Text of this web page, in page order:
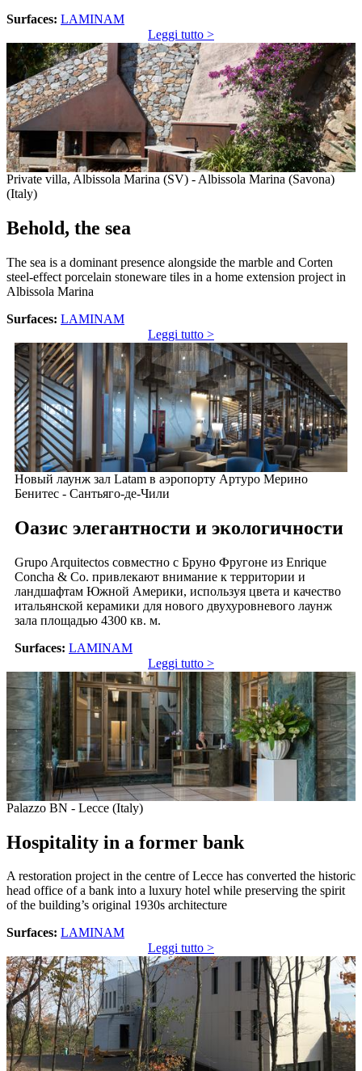
Surfaces: LAMINAM
Leggi tutto >
Private villa, Albissola Marina (SV) - Albissola Marina (Savona)
(Italy)
Behold, the sea
The sea is a dominant presence alongside the marble and Corten
steel-effect porcelain stoneware tiles in a home extension project in
Albissola Marina
Surfaces: LAMINAM
Leggi tutto >
Новый лаунж зал Latam в аэропорту Артуро Мерино
Бенитес - Сантьяго-де-Чили
Оазис элегантности и экологичности
Grupo Arquitectos совместно с Бруно Фругоне из Enrique
Concha & Co. привлекают внимание к территории и
ландшафтам Южной Америки, используя цвета и качество
итальянской керамики для нового двухуровневого лаунж
зала площадью 4300 кв. м.
Surfaces: LAMINAM
Leggi tutto >
Palazzo BN - Lecce (Italy)
Hospitality in a former bank
A restoration project in the centre of Lecce has converted the historic
head office of a bank into a luxury hotel while preserving the spirit
of the building’s original 1930s architecture
Surfaces: LAMINAM
Leggi tutto >